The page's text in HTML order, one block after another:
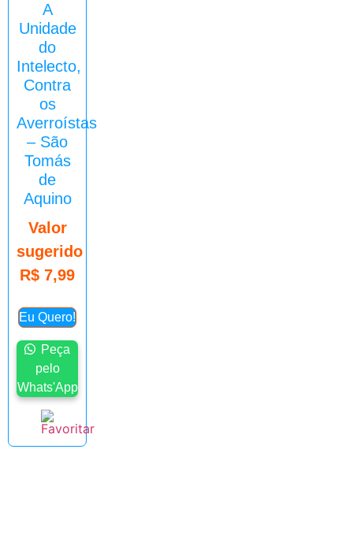
A
Unidade
do
Intelecto,
Contra
os
Averroístas
– São
Tomás
de
Aquino
Valor
sugerido
R$ 7,99
Eu Quero!
Peça
pelo
Whats'App